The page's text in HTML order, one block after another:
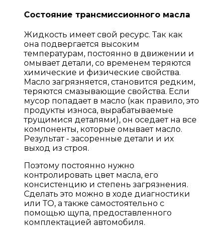
Состояние трансмиссионного масла
Жидкость имеет свой ресурс. Так как
она подвергается высоким
температурам, постоянно в движении и
омывает детали, со временем теряются
химические и физические свойства.
Масло загрязняется, становится редким,
теряются смазывающие свойства. Если
мусор попадает в масло (как правило, это
продукты износа, вырабатываемые
трущимися деталями), он оседает на все
компоненты, которые омывает масло.
Результат - засоренные детали и их
выход из строя.
Поэтому постоянно нужно
контролировать цвет масла, его
консистенцию и степень загрязнения.
Сделать это можно в ходе диагностики
или ТО, а также самостоятельно с
помощью щупа, предоставленного
комплектацией автомобиля.